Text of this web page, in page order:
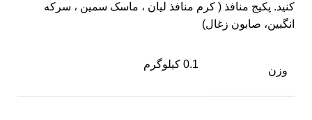
کنید. پکیج منافذ ( کرم منافذ لیان ، ماسک سمین ، سرکه
انگبین، صابون زغال)
وزن
0.1 کیلوگرم